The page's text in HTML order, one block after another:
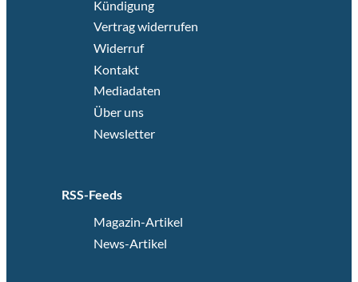
Kündigung
Vertrag widerrufen
Widerruf
Kontakt
Mediadaten
Über uns
Newsletter
RSS-Feeds
Magazin-Artikel
News-Artikel